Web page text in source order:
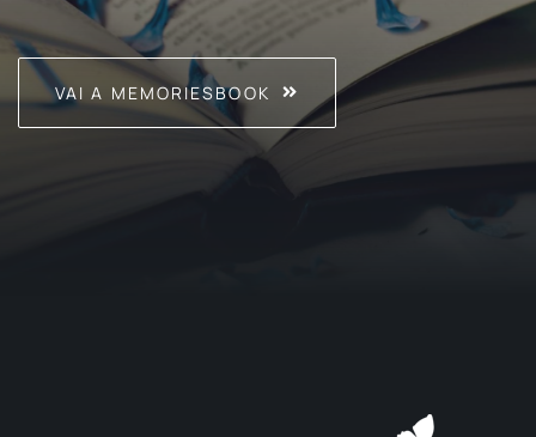
VAI A MEMORIESBOOK